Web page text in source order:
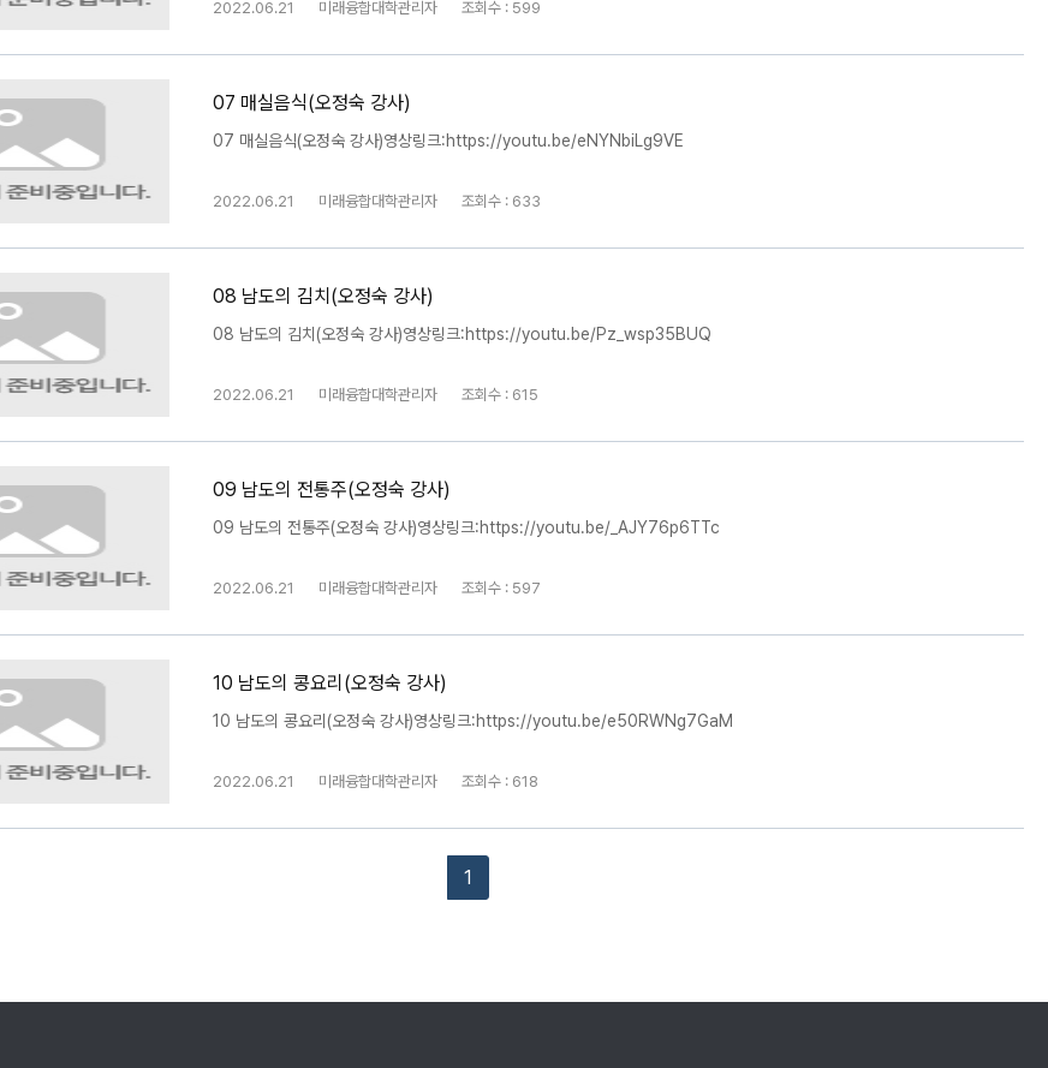
2022.06.21 미래융합대학관리자 조회수 : 599
07 매실음식(오정숙 강사)
07 매실음식(오정숙 강사)영상링크:https://youtu.be/eNYNbiLg9VE
2022.06.21 미래융합대학관리자 조회수 : 633
08 남도의 김치(오정숙 강사)
08 남도의 김치(오정숙 강사)영상링크:https://youtu.be/Pz_wsp35BUQ
2022.06.21 미래융합대학관리자 조회수 : 615
09 남도의 전통주(오정숙 강사)
09 남도의 전통주(오정숙 강사)영상링크:https://youtu.be/_AJY76p6TTc
2022.06.21 미래융합대학관리자 조회수 : 597
10 남도의 콩요리(오정숙 강사)
10 남도의 콩요리(오정숙 강사)영상링크:https://youtu.be/e50RWNg7GaM
2022.06.21 미래융합대학관리자 조회수 : 618
1